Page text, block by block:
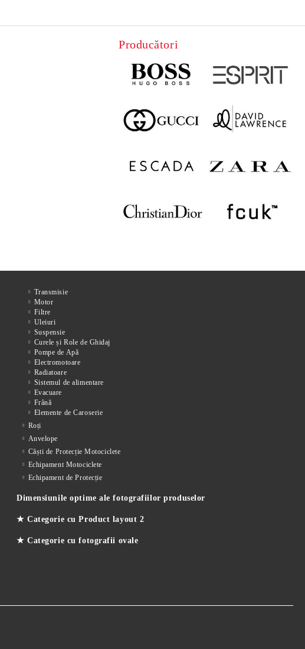
Producători
Transmisie
Motor
Filtre
Uleiuri
Suspensie
Curele și Role de Ghidaj
Pompe de Apă
Electromotoare
Radiatoare
Sistemul de alimentare
Evacuare
Frână
Elemente de Caroserie
Roți
Anvelope
Căști de Protecție Motociclete
Echipament Motociclete
Echipament de Protecție
Dimensiunile optime ale fotografiilor produselor
★ Categorie cu Product layout 2
★ Categorie cu fotografii ovale